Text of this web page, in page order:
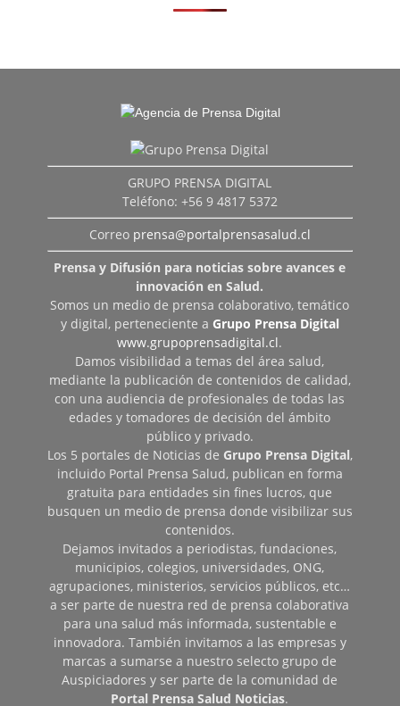
GRUPO PRENSA DIGITAL
Teléfono: +56 9 4817 5372
Correo prensa@portalprensasalud.cl
Prensa y Difusión para noticias sobre avances e
innovación en Salud.
Somos un medio de prensa colaborativo, temático
y digital, perteneciente a Grupo Prensa Digital
www.grupoprensadigital.cl.
Damos visibilidad a temas del área salud,
mediante la publicación de contenidos de calidad,
con una audiencia de profesionales de todas las
edades y tomadores de decisión del ámbito
público y privado.
Los 5 portales de Noticias de Grupo Prensa Digital,
incluido Portal Prensa Salud, publican en forma
gratuita para entidades sin fines lucros, que
busquen un medio de prensa donde visibilizar sus
contenidos.
Dejamos invitados a periodistas, fundaciones,
municipios, colegios, universidades, ONG,
agrupaciones, ministerios, servicios públicos, etc…
a ser parte de nuestra red de prensa colaborativa
para una salud más informada, sustentable e
innovadora. También invitamos a las empresas y
marcas a sumarse a nuestro selecto grupo de
Auspiciadores y ser parte de la comunidad de
Portal Prensa Salud Noticias.